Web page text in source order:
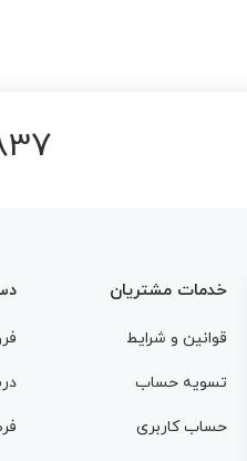
خدمات مشتریان
قوانین و شرایط
تسویه حساب
حساب کاربری